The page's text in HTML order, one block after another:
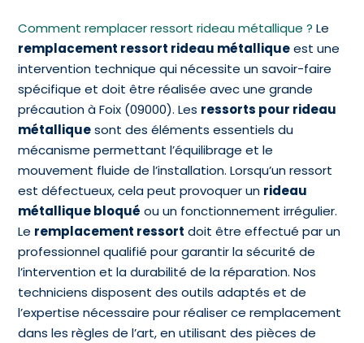
Comment remplacer ressort rideau métallique ? Le
remplacement ressort rideau métalliqueest une
intervention technique qui nécessite un savoir-faire
spécifique et doit être réalisée avec une grande
précaution à Foix (09000). Les ressorts pour rideau
métalliquesont des éléments essentiels du
mécanisme permettant l’équilibrage et le
mouvement fluide de l’installation. Lorsqu’un ressort
est défectueux, cela peut provoquer un rideau
métallique bloqué ou un fonctionnement irrégulier.
Le remplacement ressort doit être effectué par un
professionnel qualifié pour garantir la sécurité de
l’intervention et la durabilité de la réparation. Nos
techniciens disposent des outils adaptés et de
l’expertise nécessaire pour réaliser ce remplacement
dans les règles de l’art, en utilisant des pièces de